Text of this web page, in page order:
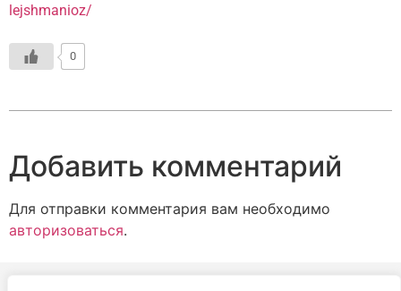
lejshmanioz/
0
Добавить комментарий
Для отправки комментария вам необходимо
авторизоваться.